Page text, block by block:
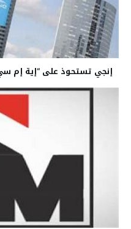
إنجي تستحوذ على “إية إم